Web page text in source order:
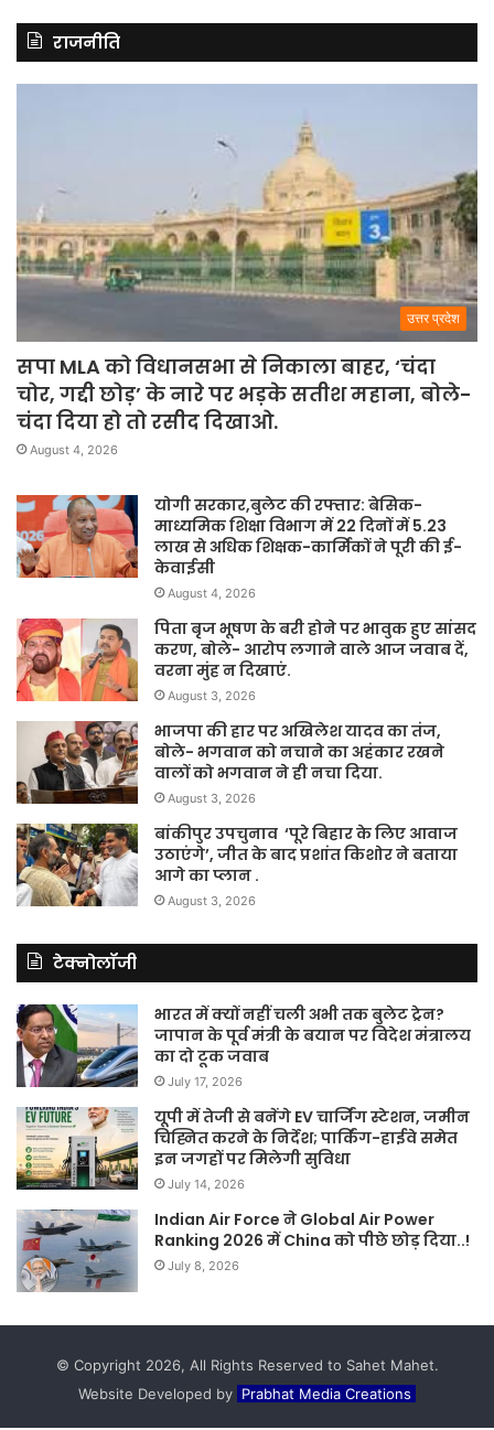
राजनीति
उत्तर प्रदेश
सपा MLA को विधानसभा से निकाला बाहर, ‘चंदा
चोर, गद्दी छोड़’ के नारे पर भड़के सतीश महाना, बोले-
चंदा दिया हो तो रसीद दिखाओ.
August 4, 2026
योगी सरकार,बुलेट की रफ्तार: बेसिक-
माध्यमिक शिक्षा विभाग में 22 दिनों में 5.23
लाख से अधिक शिक्षक-कार्मिकों ने पूरी की ई-
केवाईसी
August 4, 2026
पिता बृज भूषण के बरी होने पर भावुक हुए सांसद
करण, बोले- आरोप लगाने वाले आज जवाब दें,
वरना मुंह न दिखाएं.
August 3, 2026
भाजपा की हार पर अखिलेश यादव का तंज,
बोले- भगवान को नचाने का अहंकार रखने
वालों को भगवान ने ही नचा दिया.
August 3, 2026
बांकीपुर उपचुनाव ‘पूरे बिहार के लिए आवाज
उठाएंगे’, जीत के बाद प्रशांत किशोर ने बताया
आगे का प्लान .
August 3, 2026
टेक्नोलॉजी
भारत में क्यों नहीं चली अभी तक बुलेट ट्रेन?
जापान के पूर्व मंत्री के बयान पर विदेश मंत्रालय
का दो टूक जवाब
July 17, 2026
यूपी में तेजी से बनेंगे EV चार्जिंग स्टेशन, जमीन
चिह्नित करने के निर्देश; पार्किंग-हाईवे समेत
इन जगहों पर मिलेगी सुविधा
July 14, 2026
Indian Air Force ने Global Air Power
Ranking 2026 में China को पीछे छोड़ दिया..!
July 8, 2026
© Copyright 2026, All Rights Reserved to Sahet Mahet.
Website Developed by Prabhat Media Creations